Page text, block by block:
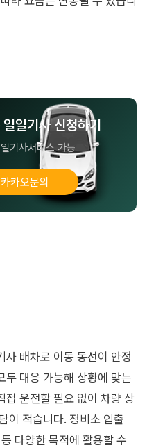
일기사 신청하기
기사서비스 가능
카카오문의
사 배차로 이동 동선이 안정
두 대응 가능해 상황에 맞는
접 운전할 필요 없이 차량 상
이 적습니다. 정비소 입출
다양한 목적에 활용할 수